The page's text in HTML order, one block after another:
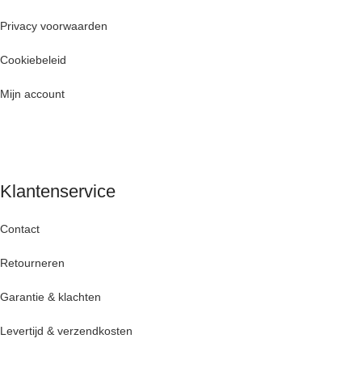
Privacy voorwaarden
Cookiebeleid
Mijn account
Klantenservice
Contact
Retourneren
Garantie & klachten
Levertijd & verzendkosten